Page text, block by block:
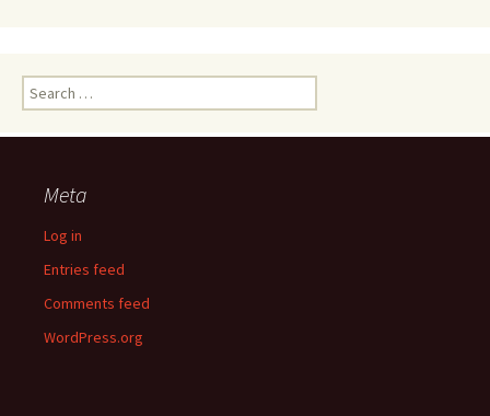
Search
for:
Meta
Log in
Entries feed
Comments feed
WordPress.org